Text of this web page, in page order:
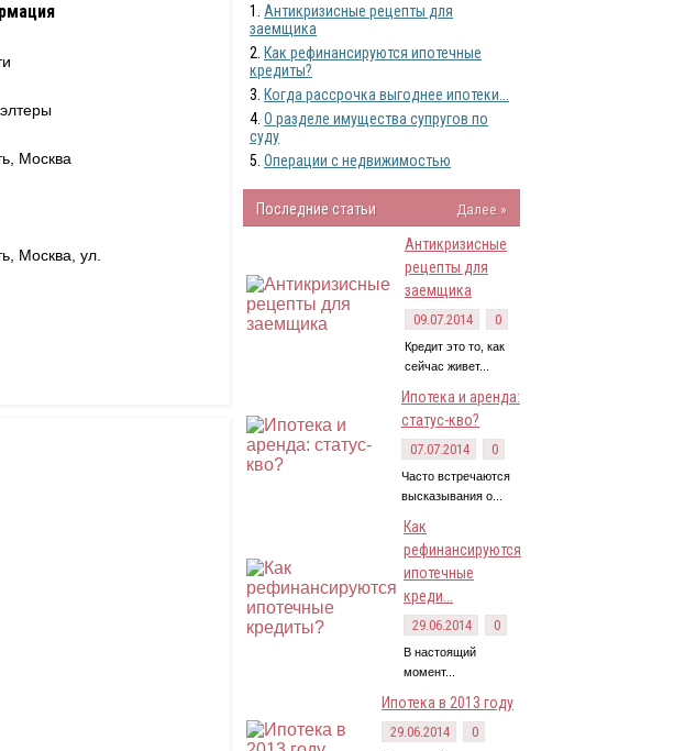
Москва
Москва, ул.
Антикризисные рецепты для
заемщика
Как рефинансируются ипотечные
кредиты?
Когда рассрочка выгоднее ипотеки...
О разделе имущества супругов по
суду
Операции с недвижимостью
Последние статьи
Далее »
Антикризисные
рецепты для
заемщика
09.07.2014 0
Кредит это то, как
сейчас живет...
Ипотека и аренда:
статус-кво?
07.07.2014 0
Часто встречаются
высказывания о...
Как
рефинансируются
ипотечные
креди...
29.06.2014 0
В настоящий
момент...
Ипотека в 2013 году
29.06.2014 0